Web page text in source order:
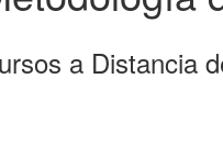
a Distancia